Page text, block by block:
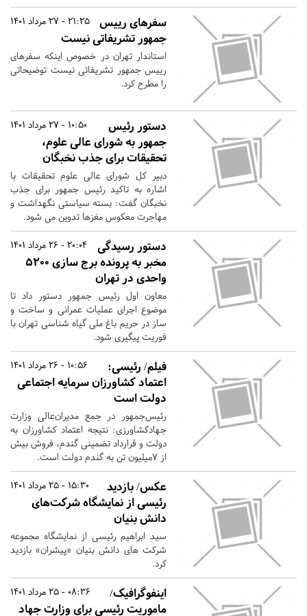
21:25 - 27 مرداد 1401
سفرهای رییس
جمهور تشریفاتی نیست
استاندار تهران در خصوص اینکه سفرهای
رییس جمهور تشریفاتی نیست توضیحاتی
را مطرح کرد.
10:50 - 27 مرداد 1401
دستور رئیس
جمهور به شورای عالی علوم،
تحقیقات برای جذب نخبگان
دبیر کل شورای عالی علوم تحقیقات با
اشاره به تاکید رئیس جمهور برای جذب
نخبگان گفت: بسته سیاستی نگهداشت و
مهاجرت معکوس مغزها تدوین می شود.
20:04 - 26 مرداد 1401
دستور رسیدگی
مخبر به پرونده برج سازی ۵۲۰۰
واحدی در تهران
معاون اول رئیس جمهور دستور داد تا
موضوع اجرای عملیات عمرانی و ساخت و
ساز در حریم باغ ملی گیاه شناسی تهران با
فوریت پیگیری شود.
10:56 - 26 مرداد 1401
فیلم/ رئیسی:
اعتماد کشاورزان سرمایه اجتماعی
دولت است
رئیس‌جمهور در جمع مدیران‌عالی وزارت
جهادکشاورزی: نتیجه اعتماد کشاورزان به
دولت و قرارداد تضمینی گندم، فروش بیش
از ۷میلیون تن به گندم دولت است.
15:30 - 25 مرداد 1401
عکس/ بازدید
رئیسی از نمایشگاه شرکت‌های
دانش بنیان
سید ابراهیم رئیسی از نمایشگاه مجموعه
شرکت های دانش بنیان «پیشران» بازدید
کرد.
08:36 - 25 مرداد 1401
اینفوگرافیک/
ماموریت رئیسی برای وزارت جهاد